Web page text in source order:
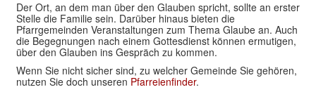
Der Ort, an dem man über den Glauben spricht, sollte an erster
Stelle die Familie sein. Darüber hinaus bieten die
Pfarrgemeinden Veranstaltungen zum Thema Glaube an. Auch
die Begegnungen nach einem Gottesdienst können ermutigen,
über den Glauben ins Gespräch zu kommen.
Wenn Sie nicht sicher sind, zu welcher Gemeinde Sie gehören,
nutzen Sie doch unseren Pfarreienfinder.